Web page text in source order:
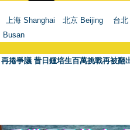
上海 Shanghai 北京 Beijing 台北
Busan
捲爭議 昔日鍾培生百萬挑戰再被翻